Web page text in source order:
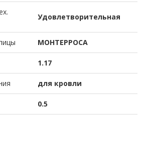
Удовлетворительная
МОНТЕРРОСА
1.17
для кровли
0.5